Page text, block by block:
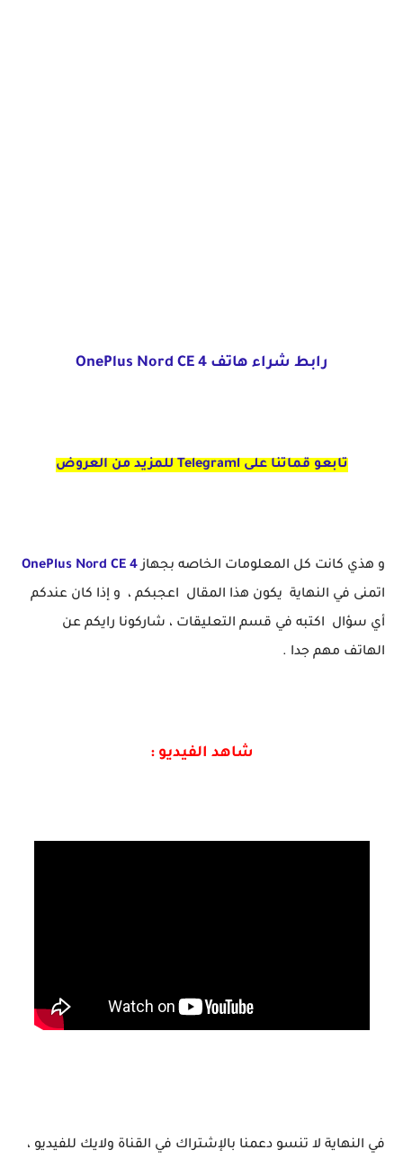
رابط شراء هاتف OnePlus Nord CE 4
تابعو قماتنا على Telegraml للمزيد من العروض
و هذي كانت كل المعلومات الخاصه بجهازOnePlus Nord CE 4
اتمنى في النهاية يكون هذا المقال اعجبكم ، و إذا كان عندكم
أي سؤال اكتبه في قسم التعليقات ، شاركونا رايكم عن
الهاتف مهم جدا .
شاهد الفيديو :
في النهاية لا تنسو دعمنا بالإشتراك في القناة ولايك للفيديو ،